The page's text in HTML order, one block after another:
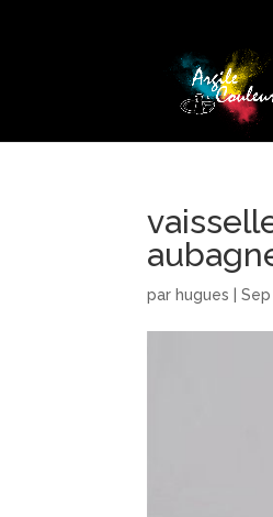
par hugues |